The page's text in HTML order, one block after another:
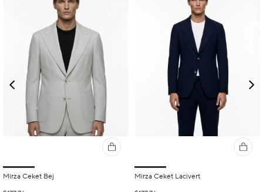
Mirza Ceket Bej Mirza Ceket Lacivert